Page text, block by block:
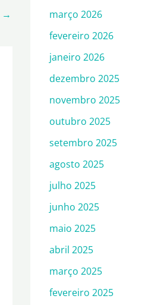
→
março 2026
fevereiro 2026
janeiro 2026
dezembro 2025
novembro 2025
outubro 2025
setembro 2025
agosto 2025
julho 2025
junho 2025
maio 2025
abril 2025
março 2025
fevereiro 2025